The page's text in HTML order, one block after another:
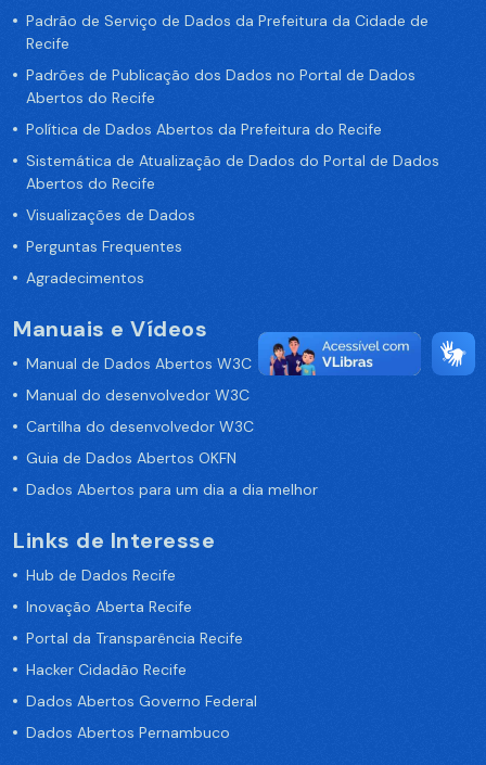
Padrão de Serviço de Dados da Prefeitura da Cidade de
Recife
Padrões de Publicação dos Dados no Portal de Dados
Abertos do Recife
Política de Dados Abertos da Prefeitura do Recife
Sistemática de Atualização de Dados do Portal de Dados
Abertos do Recife
Visualizações de Dados
Perguntas Frequentes
Agradecimentos
Manuais e Vídeos
Manual de Dados Abertos W3C
Manual do desenvolvedor W3C
Cartilha do desenvolvedor W3C
Guia de Dados Abertos OKFN
Dados Abertos para um dia a dia melhor
Links de Interesse
Hub de Dados Recife
Inovação Aberta Recife
Portal da Transparência Recife
Hacker Cidadão Recife
Dados Abertos Governo Federal
Dados Abertos Pernambuco